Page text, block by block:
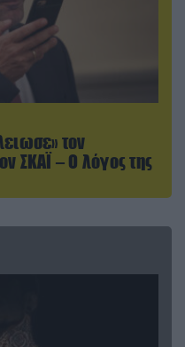
τον
ΣΚΑΪ – Ο λόγος της